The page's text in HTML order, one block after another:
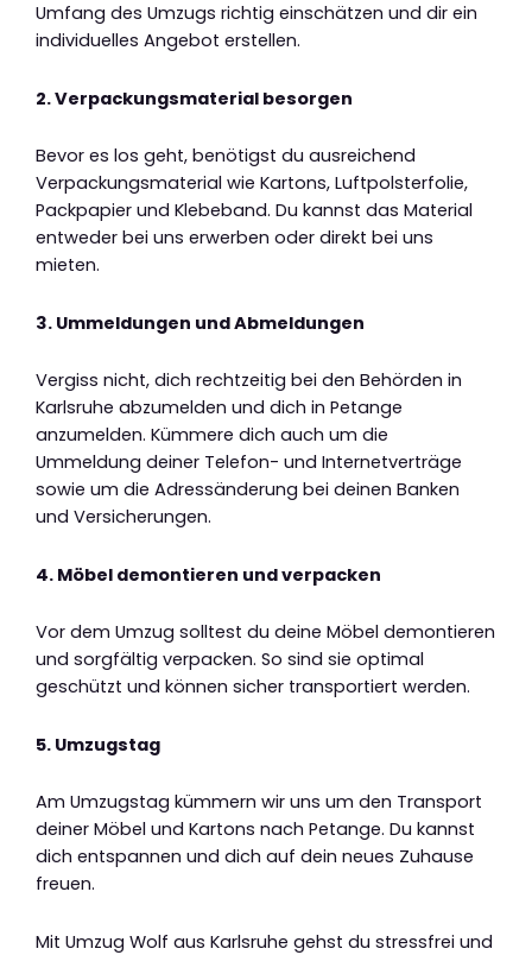
Umfang des Umzugs richtig einschätzen und dir ein
individuelles Angebot erstellen.
2. Verpackungsmaterial besorgen
Bevor es los geht, benötigst du ausreichend
Verpackungsmaterial wie Kartons, Luftpolsterfolie,
Packpapier und Klebeband. Du kannst das Material
entweder bei uns erwerben oder direkt bei uns
mieten.
3. Ummeldungen und Abmeldungen
Vergiss nicht, dich rechtzeitig bei den Behörden in
Karlsruhe abzumelden und dich in Petange
anzumelden. Kümmere dich auch um die
Ummeldung deiner Telefon- und Internetverträge
sowie um die Adressänderung bei deinen Banken
und Versicherungen.
4. Möbel demontieren und verpacken
Vor dem Umzug solltest du deine Möbel demontieren
und sorgfältig verpacken. So sind sie optimal
geschützt und können sicher transportiert werden.
5. Umzugstag
Am Umzugstag kümmern wir uns um den Transport
deiner Möbel und Kartons nach Petange. Du kannst
dich entspannen und dich auf dein neues Zuhause
freuen.
Mit Umzug Wolf aus Karlsruhe gehst du stressfrei und